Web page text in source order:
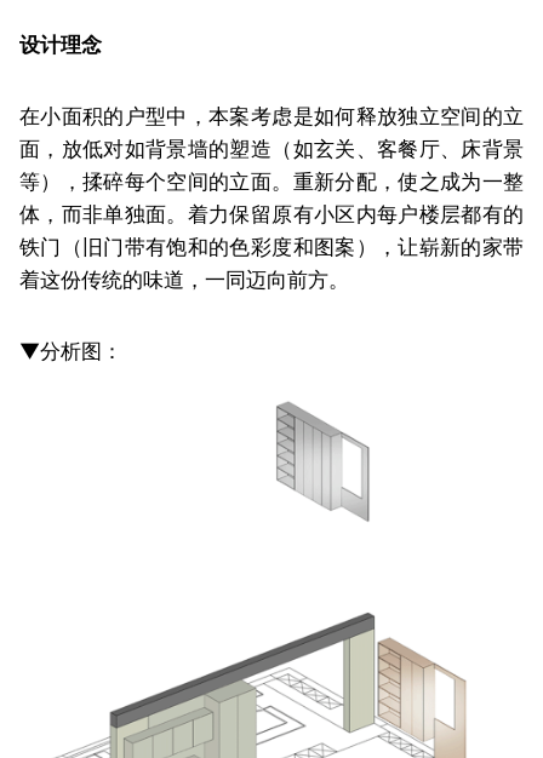
设计理念
在小面积的户型中，本案考虑是如何释放独立空间的立
面，放低对如背景墙的塑造（如玄关、客餐厅、床背景
等），揉碎每个空间的立面。重新分配，使之成为一整
体，而非单独面。着力保留原有小区内每户楼层都有的
铁门（旧门带有饱和的色彩度和图案），让崭新的家带
着这份传统的味道，一同迈向前方。
▼分析图：